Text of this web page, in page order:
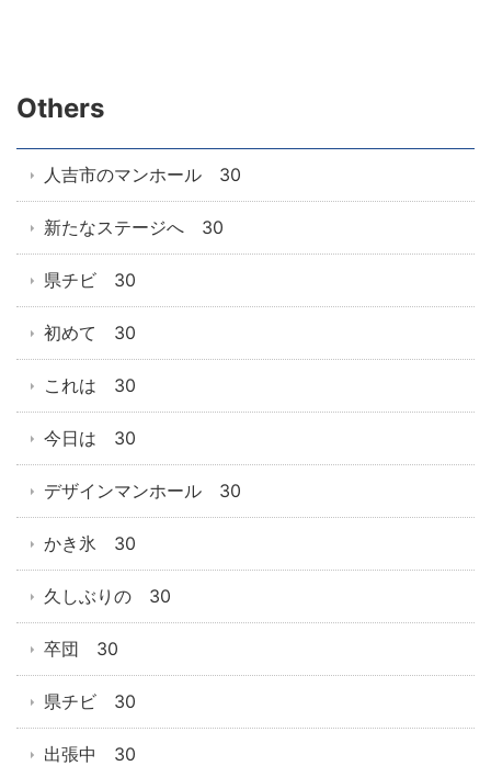
Others
人吉市のマンホール 30
新たなステージへ 30
県チビ 30
初めて 30
これは 30
今日は 30
デザインマンホール 30
かき氷 30
久しぶりの 30
卒団 30
県チビ 30
出張中 30